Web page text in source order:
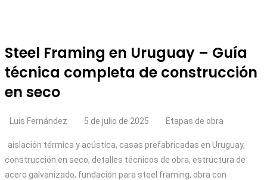
Steel Framing en Uruguay – Guía
técnica completa de construcción
en seco
Luis Fernández 5 de julio de 2025 Etapas de obra
aislación térmica y acústica, casas prefabricadas en Uruguay,
construcción en seco, detalles técnicos de obra, estructura de
acero galvanizado, fundación para steel framing, obra con